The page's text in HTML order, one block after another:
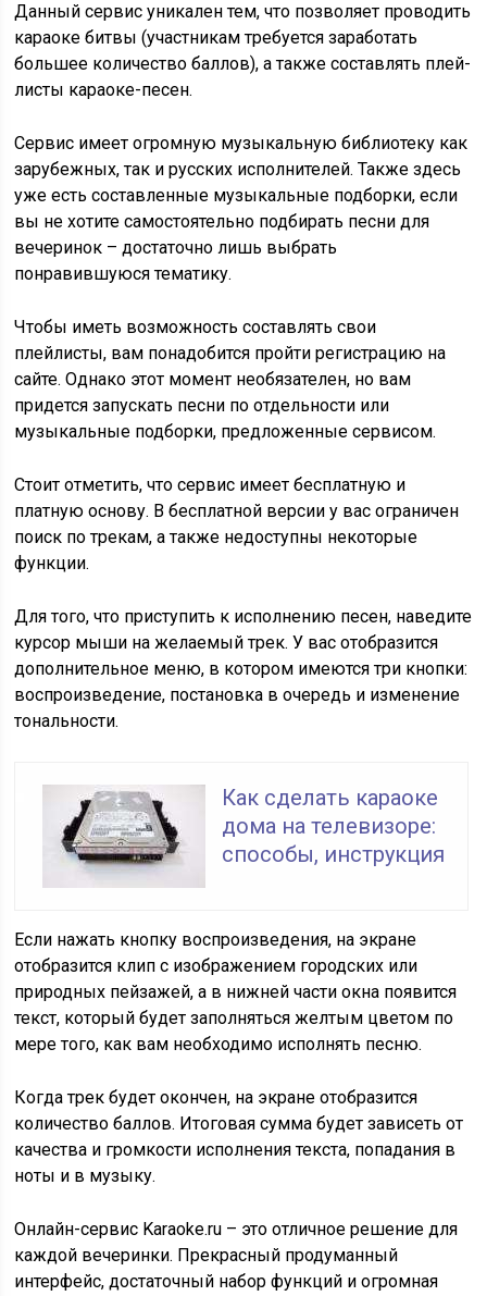
Данный сервис уникален тем, что позволяет проводить
караоке битвы (участникам требуется заработать
большее количество баллов), а также составлять плей-
листы караоке-песен.
Сервис имеет огромную музыкальную библиотеку как
зарубежных, так и русских исполнителей. Также здесь
уже есть составленные музыкальные подборки, если
вы не хотите самостоятельно подбирать песни для
вечеринок – достаточно лишь выбрать
понравившуюся тематику.
Чтобы иметь возможность составлять свои
плейлисты, вам понадобится пройти регистрацию на
сайте. Однако этот момент необязателен, но вам
придется запускать песни по отдельности или
музыкальные подборки, предложенные сервисом.
Стоит отметить, что сервис имеет бесплатную и
платную основу. В бесплатной версии у вас ограничен
поиск по трекам, а также недоступны некоторые
функции.
Для того, что приступить к исполнению песен, наведите
курсор мыши на желаемый трек. У вас отобразится
дополнительное меню, в котором имеются три кнопки:
воспроизведение, постановка в очередь и изменение
тональности.
Как сделать караоке
дома на телевизоре:
способы, инструкция
Если нажать кнопку воспроизведения, на экране
отобразится клип с изображением городских или
природных пейзажей, а в нижней части окна появится
текст, который будет заполняться желтым цветом по
мере того, как вам необходимо исполнять песню.
Когда трек будет окончен, на экране отобразится
количество баллов. Итоговая сумма будет зависеть от
качества и громкости исполнения текста, попадания в
ноты и в музыку.
Онлайн-сервис Karaoke.ru – это отличное решение для
каждой вечеринки. Прекрасный продуманный
интерфейс, достаточный набор функций и огромная